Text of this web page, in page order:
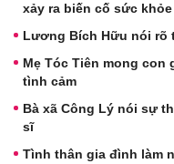
xảy ra biến cố sức khỏe
Lương Bích Hữu nói rõ
Mẹ Tóc Tiên mong
tình cảm
Bà xã Công Lý nói sự
sĩ
Tình thân gia đình làm